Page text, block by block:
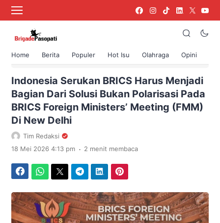
Home Berita Populer Hot Isu Olahraga Opini
›
Indonesia Serukan BRICS Harus Menjadi
Bagian Dari Solusi Bukan Polarisasi Pada
BRICS Foreign Ministers’ Meeting (FMM)
Di New Delhi
Tim Redaksi
18 Mei 2026 4:13 pm . 2 menit membaca